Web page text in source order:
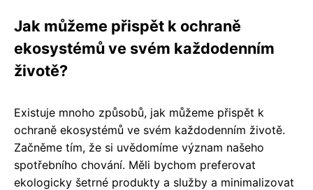
Jak můžeme přispět k ochraně
ekosystémů ve svém každodenním
životě?
Existuje mnoho způsobů, jak můžeme přispět k
ochraně ekosystémů ve svém každodenním životě.
Začněme tím, že si uvědomíme význam našeho
spotřebního chování. Měli bychom preferovat
ekologicky šetrné produkty a služby a minimalizovat